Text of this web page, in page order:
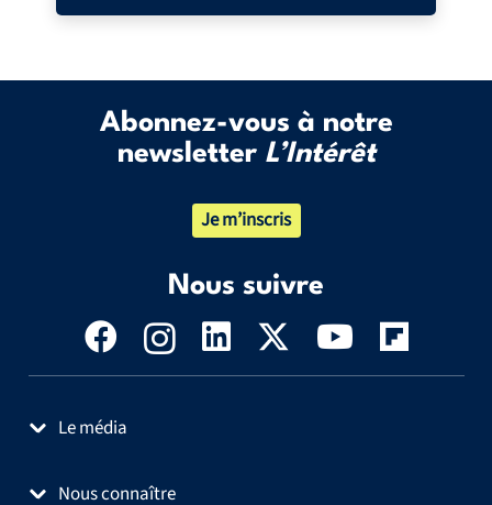
Abonnez-vous à notre
newsletter L’Intérêt
Je m’inscris
Nous suivre
Le média
Nous connaître